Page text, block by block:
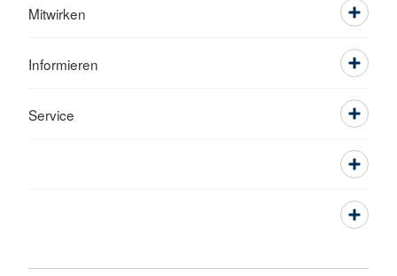
Mitwirken
Informieren
Service